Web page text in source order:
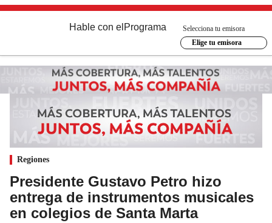
Hable con el Programa
Selecciona tu emisora
Elige tu emisora
Regiones
Presidente Gustavo Petro hizo
entrega de instrumentos musicales
en colegios de Santa Marta